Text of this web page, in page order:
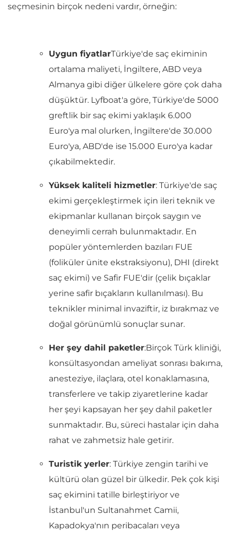
seçmesinin birçok nedeni vardır, örneğin:
Uygun fiyatlarTürkiye'de saç ekiminin
ortalama maliyeti, İngiltere, ABD veya
Almanya gibi diğer ülkelere göre çok daha
düşüktür. Lyfboat'a göre, Türkiye'de 5000
greftlik bir saç ekimi yaklaşık 6.000
Euro'ya mal olurken, İngiltere'de 30.000
Euro'ya, ABD'de ise 15.000 Euro'ya kadar
çıkabilmektedir.
Yüksek kaliteli hizmetler: Türkiye'de saç
ekimi gerçekleştirmek için ileri teknik ve
ekipmanlar kullanan birçok saygın ve
deneyimli cerrah bulunmaktadır. En
popüler yöntemlerden bazıları FUE
(foliküler ünite ekstraksiyonu), DHI (direkt
saç ekimi) ve Safir FUE'dir (çelik bıçaklar
yerine safir bıçakların kullanılması). Bu
teknikler minimal invaziftir, iz bırakmaz ve
doğal görünümlü sonuçlar sunar.
Her şey dahil paketler:Birçok Türk kliniği,
konsültasyondan ameliyat sonrası bakıma,
anesteziye, ilaçlara, otel konaklamasına,
transferlere ve takip ziyaretlerine kadar
her şeyi kapsayan her şey dahil paketler
sunmaktadır. Bu, süreci hastalar için daha
rahat ve zahmetsiz hale getirir.
Turistik yerler: Türkiye zengin tarihi ve
kültürü olan güzel bir ülkedir. Pek çok kişi
saç ekimini tatille birleştiriyor ve
İstanbul'un Sultanahmet Camii,
Kapadokya'nın peribacaları veya